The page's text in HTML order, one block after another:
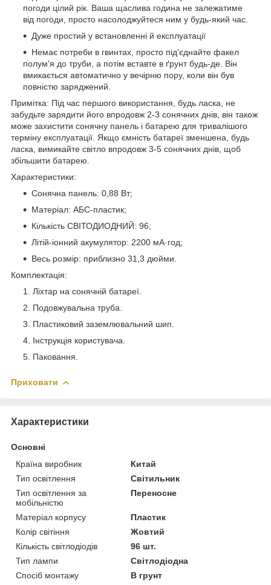
погоди цілий рік. Ваша щаслива година не залежатиме
від погоди, просто насолоджуйтеся ним у будь-який час.
Дуже простий у встановленні й експлуатації
Немає потреби в гвинтах, просто під'єднайте факел
полум'я до труби, а потім вставте в ґрунт будь-де. Він
вмикається автоматично у вечірню пору, коли він був
повністю заряджений.
Примітка: Під час першого використання, будь ласка, не
забудьте зарядити його впродовж 2-3 сонячних днів, він також
може захистити сонячну панель і батарею для тривалішого
терміну експлуатації. Якщо ємність батареї зменшена, будь
ласка, вимикайте світло впродовж 3-5 сонячних днів, щоб
збільшити батарею.
Характеристики:
Сонячна панель: 0,88 Вт;
Матеріал: АБС-пластик;
Кількість СВІТОДИОДНИЙ: 96;
Літій-іонний акумулятор: 2200 мА·год;
Весь розмір: приблизно 31,3 дюйми.
Комплектація:
Ліхтар на сонячній батареї.
Подовжувальна труба.
Пластиковий заземлювальний шип.
Інструкція користувача.
Паковання.
Приховати
Характеристики
Основні
Країна виробник
Китай
Тип освітлення
Світильник
Тип освітлення за
мобільністю
Переносне
Матеріал корпусу
Пластик
Колір світіння
Жовтий
Кількість світлодіодів
96 шт.
Тип лампи
Світлодіодна
Спосіб монтажу
В грунт